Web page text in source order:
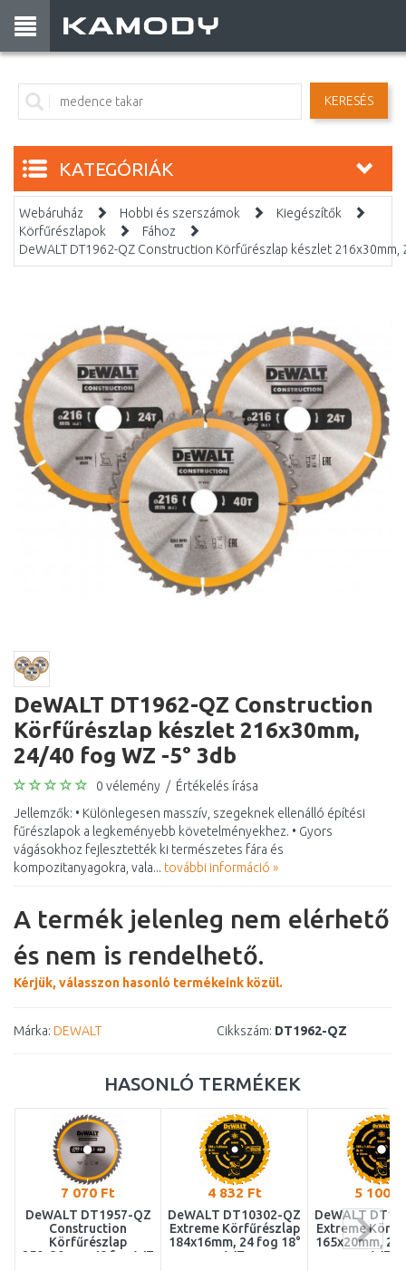
KERESÉS
KATEGÓRIÁK
Webáruház Hobbi és szerszámok
Kiegészítők
Körfűrészlapok
Fához
DeWALT DT1962-QZ Construction Körfűrészlap készlet 216x30mm,
DeWALT DT1962-QZ Construction
Körfűrészlap készlet 216x30mm,
24/40 fog WZ -5° 3db
0 vélemény / Értékelés írása
Jellemzők: • Különlegesen masszív, szegeknek ellenálló építési
fűrészlapok a legkeményebb követelményekhez. • Gyors
vágásokhoz fejlesztették ki természetes fára és
kompozitanyagokra, vala... további információ »
A termék jelenleg nem elérhető
és nem is rendelhető.
Kérjük, válasszon hasonló termékeink közül.
Márka: DEWALT Cikkszám: DT1962-QZ
HASONLÓ TERMÉKEK
7 070 Ft
DeWALT DT1957-QZ
Construction
Körfűrészlap
250x30mm, 48 fog WZ
4 832 Ft
DeWALT DT10302-QZ
Extreme Körfűrészlap
184x16mm, 24 fog 18°
WZ
5 100
DeWALT
Extreme
165x20mm, 24
WZ